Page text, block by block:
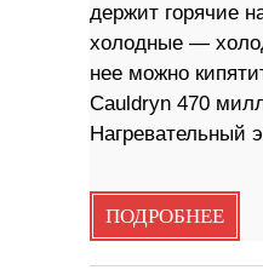
держит горячие
холодные —
нее можно
Cauldryn 470
Нагревательный
ПОДРОБНЕЕ